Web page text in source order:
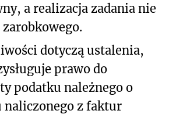
a realizacja zadania nie
dotyczą ustalenia,
prawo do
podatku należnego o
naliczonego z faktur